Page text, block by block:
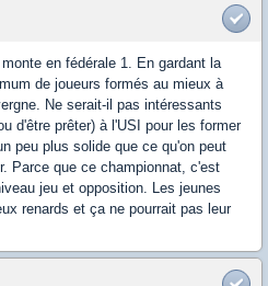
en fédérale 1. En gardant la
de joueurs formés au mieux à
Ne serait-il pas intéressants
d'être prêter) à l'USI pour les former
peu plus solide que ce qu'on peut
Parce que ce championnat, c'est
jeu et opposition. Les jeunes
renards et ça ne pourrait pas leur